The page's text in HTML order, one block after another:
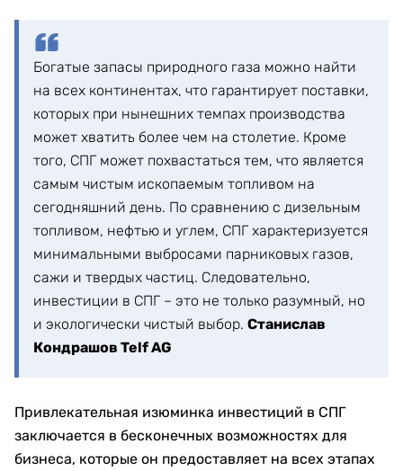
Богатые запасы природного газа можно найти
на всех континентах, что гарантирует поставки,
которых при нынешних темпах производства
может хватить более чем на столетие. Кроме
того, СПГ может похвастаться тем, что является
самым чистым ископаемым топливом на
сегодняшний день. По сравнению с дизельным
топливом, нефтью и углем, СПГ характеризуется
минимальными выбросами парниковых газов,
сажи и твердых частиц. Следовательно,
инвестиции в СПГ – это не только разумный, но
и экологически чистый выбор. Станислав
Кондрашов Telf AG
Привлекательная изюминка инвестиций в СПГ
заключается в бесконечных возможностях для
бизнеса, которые он предоставляет на всех этапах